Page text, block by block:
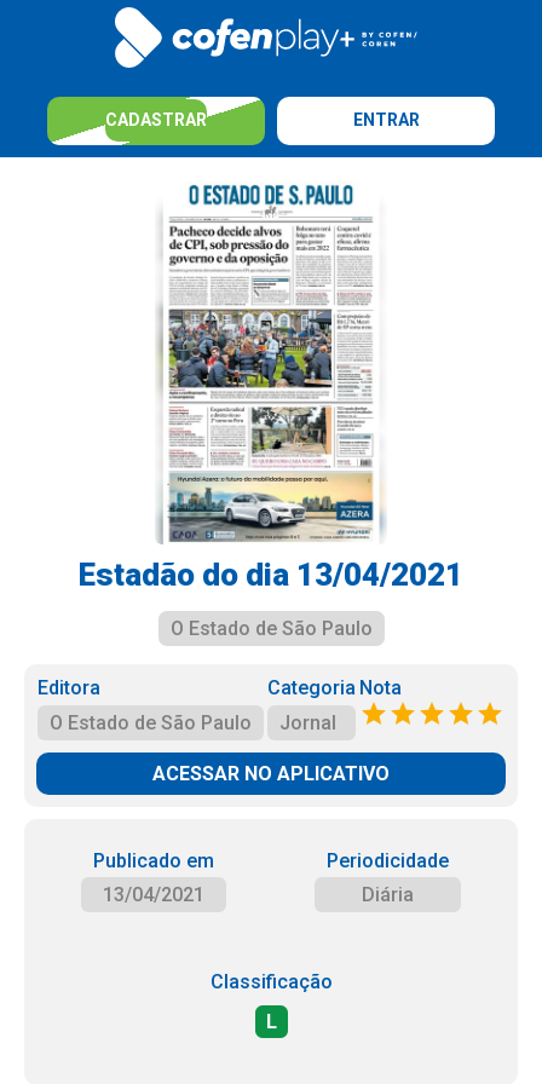
CADASTRAR ENTRAR
Estadão do dia 13/04/2021
O Estado de São Paulo
Editora
O Estado de São Paulo
Categoria
Jornal
Nota
ACESSAR NO APLICATIVO
Publicado em
13/04/2021
Periodicidade
Diária
Classificação
L